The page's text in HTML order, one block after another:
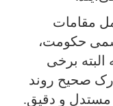
مقامات
حکومت،
برخی
درک صحیح روند
مستدل و دقیق.